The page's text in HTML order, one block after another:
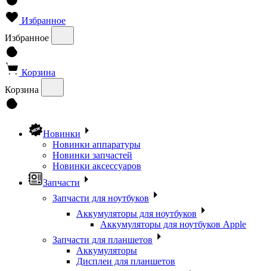
Избранное
Избранное
Корзина
Корзина
Новинки
Новинки аппаратуры
Новинки запчастей
Новинки аксессуаров
Запчасти
Запчасти для ноутбуков
Аккумуляторы для ноутбуков
Аккумуляторы для ноутбуков Apple
Запчасти для планшетов
Аккумуляторы
Дисплеи для планшетов